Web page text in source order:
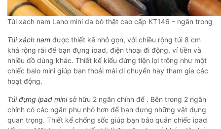
Túi xách nam Lano mini da bò thật cao cấp KT146 – ngăn trong
Túi xách nam được thiết kế nhỏ gọn, với chiều rộng túi 8 cm
khá rộng rãi để bạn đựng ipad, điện thoại đi động, ví tiền và
nhiều đồ dùng khác. Thiết kế kiểu đứng tiện lợi trông như một
chiếc balo mini giúp bạn thoải mái di chuyển hay tham gia các
hoạt động.
Túi đựng ipad minisở hữu 2 ngăn chính để . Bên trong 2 ngăn
chính có các ngăn phụ nhỏ hơn để bạn đựng những vật dụng
quan trọng. Thiết kế chống sốc giúp bạn bảo quản chiếc ipad